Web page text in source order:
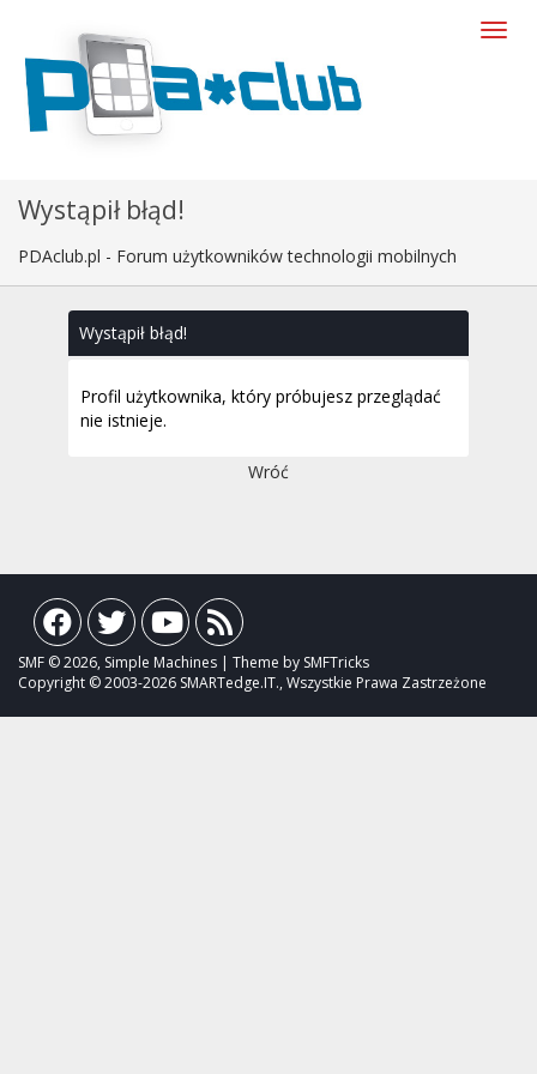
Wystąpił błąd!
PDAclub.pl - Forum użytkowników technologii mobilnych
Wystąpił błąd!
Profil użytkownika, który próbujesz przeglądać
nie istnieje.
Wróć
SMF © 2026, Simple Machines | Theme by SMFTricks
Copyright © 2003-2026 SMARTedge.IT., Wszystkie Prawa Zastrzeżone